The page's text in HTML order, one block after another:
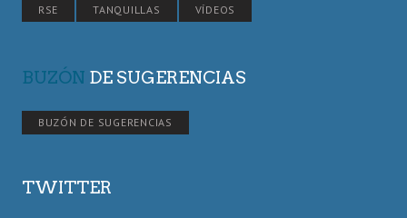
RSE
TANQUILLAS VÍDEOS
BUZÓN DE SUGERENCIAS
BUZÓN DE SUGERENCIAS
TWITTER